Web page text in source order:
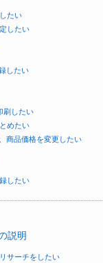
たい
したい
したい
刷したい
めたい
商品価格を変更したい
したい
説明
サーチをしたい